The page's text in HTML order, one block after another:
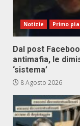
Notizie Primo
Dal post
antimafia, le
‘sistema’
8 Agosto 2026